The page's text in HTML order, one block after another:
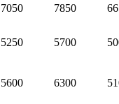
7050 7850
5250 5700
5600 6300